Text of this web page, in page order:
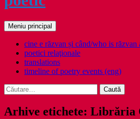
Caută
Meniu principal
cine e răzvan și când/who is răzvan
poetici relaţionale
translations
timeline of poetry events (eng)
Caută
după:
Arhive etichete: Librăria